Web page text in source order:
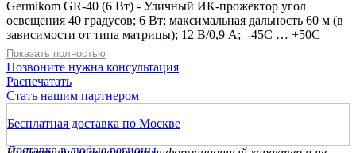
Germikom GR-40 (6 Вт) - Уличный ИК-прожектор угол
освещения 40 градусов; 6 Вт; максимальная дальность 60 м (в
зависимости от типа матрицы); 12 В/0,9 А; -45С … +50С
Показать полностью
Позвоните нужна консультация
Распечатать
Стать нашим партнером
Бесплатная доставка по Москве
Доставка в любые регионы